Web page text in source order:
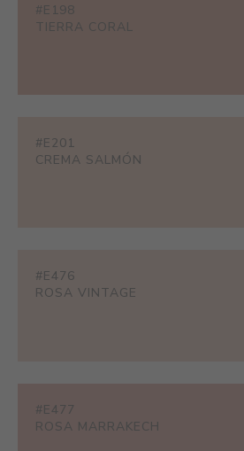
#E198
TIERRA CORAL
#E201
CREMA SALMÓN
#E476
ROSA VINTAGE
#E477
ROSA MARRAKECH